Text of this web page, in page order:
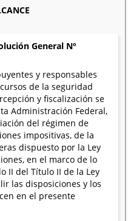
General Nº
y responsables
de la seguridad
y fiscalización se
Administración Federal,
del régimen de
impositivas, de la
dispuesto por la Ley
en el marco de lo
II del Título II de la Ley
las disposiciones y los
en el presente